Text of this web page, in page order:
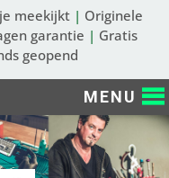
meekijkt | Originele
garantie | Gratis
geopend